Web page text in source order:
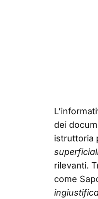
dei
istruttoria
rilevanti.
come